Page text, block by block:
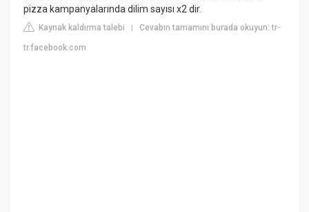
pizza kampanyalarında dilim sayısı x2 dir.
Kaynak kaldırma talebi |Cevabın tamamını burada okuyun: tr-
tr.facebook.com